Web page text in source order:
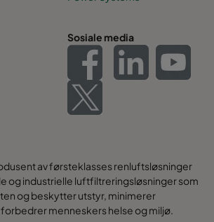
Sosiale media
av førsteklasses renluftsløsninger
og industrielle luftfiltreringsløsninger som
og beskytter utstyr, minimerer
menneskers helse og miljø.